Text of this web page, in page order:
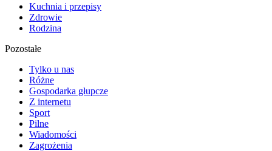
Kuchnia i przepisy
Zdrowie
Rodzina
Pozostałe
Tylko u nas
Różne
Gospodarka głupcze
Z internetu
Sport
Pilne
Wiadomości
Zagrożenia